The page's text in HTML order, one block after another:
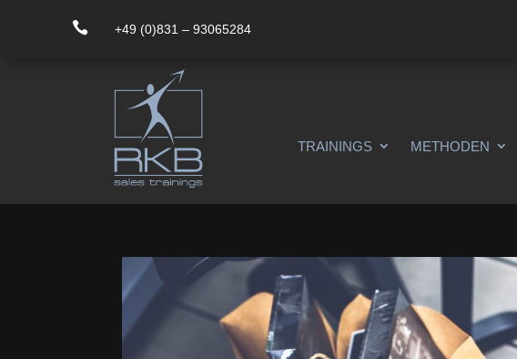
 +49 (0)831 – 93065284
TRAININGS METHODEN